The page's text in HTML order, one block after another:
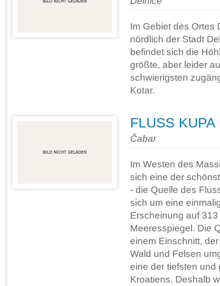
Im Gebiet des Ortes
nördlich der Stadt
befindet sich die
größte, aber leider
schwierigsten
Kotar.
FLUSS KUPA
Čabar
Im Westen des
sich eine der
- die Quelle des
sich um eine
Erscheinung auf
Meeresspiegel. Die
einem Einschnitt,
Wald und Felsen
eine der tiefsten und
Kroatiens. Deshalb